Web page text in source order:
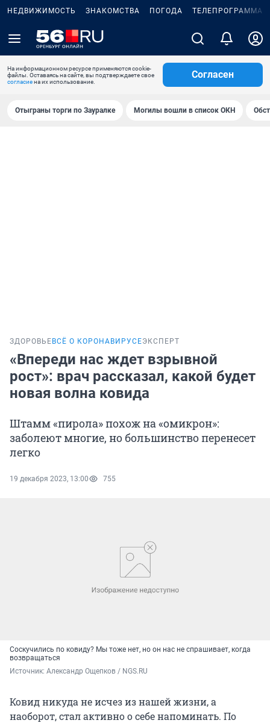
НЕДВИЖИМОСТЬ ЗНАКОМСТВА ПОГОДА ТЕЛЕПРОГРАММА
На информационном ресурсе применяются cookie-
файлы. Оставаясь на сайте, вы подтверждаете свое
согласиена их использование.
Согласен
Отыграны торги по Зауралке Могилы вошли в список ОКН
ЗДОРОВЬЕ ВСЁ О КОРОНАВИРУСЕЭКСПЕРТ
«Впереди нас ждет взрывной
рост»: врач рассказал, какой будет
новая волна ковида
Штамм «пирола» похож на «омикрон»:
заболеют многие, но большинство перенесет
легко
19 декабря 2023, 13:00 755
Соскучились по ковиду? Мы тоже нет, но он нас не спрашивает, когда
возвращаться
Источник: Александр Ощепков / NGS.RU
Ковид никуда не исчез из нашей жизни, а
наоборот, стал активно о себе напоминать. По